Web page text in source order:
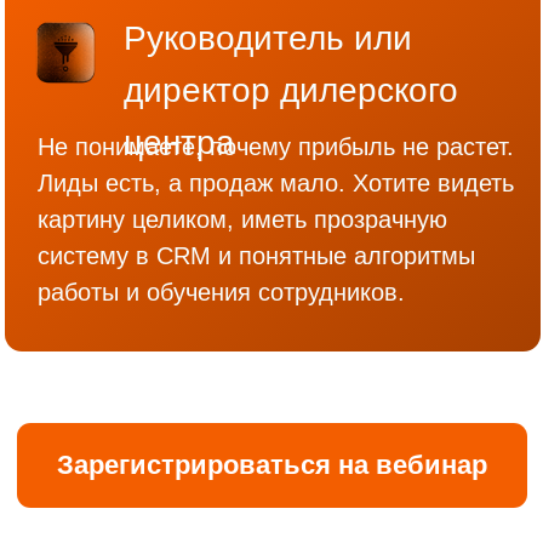
лиды.
Как быстро внедрить
искусственный интеллект и
получить результат.
в чем ошибаются менеджеры,
всегда готов анализировать звонки и
давать непредвзятую оценку.
Как эффективно
анализировать звонки и
выявлять ошибки при